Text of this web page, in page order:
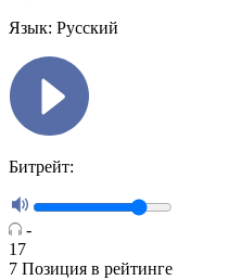
Язык: Русский
Битрейт:
-
17
7 Позиция в рейтинге